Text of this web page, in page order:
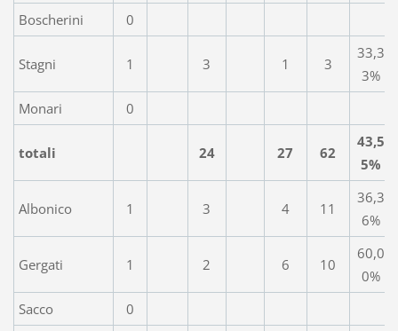
Boscherini
0
Stagni 1 3 1 3
33,3
3%
Monari
0
totali 24 27 62
43,5
5%
Albonico 1 3 4 11
36,3
6%
Gergati 1 2 6 10
60,0
0%
Sacco
0